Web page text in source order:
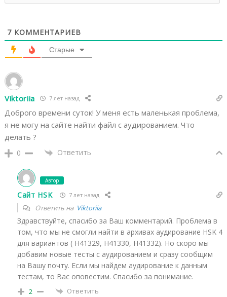
7КОММЕНТАРИЕВ
Старые
Viktoriia 7 лет назад
Доброго времени суток! У меня есть маленькая проблема,
я не могу на сайте найти файл с аудированием. Что
делать ?
0 Ответить
Автор
Сайт HSK 7 лет назад
Ответить на Viktoriia
Здравствуйте, спасибо за Ваш комментарий. Проблема в
том, что мы не смогли найти в архивах аудирование HSK 4
для вариантов ( H41329, H41330, H41332). Но скоро мы
добавим новые тесты с аудированием и сразу сообщим
на Вашу почту. Если мы найдем аудирование к данным
тестам, то Вас оповестим. Спасибо за понимание.
2 Ответить